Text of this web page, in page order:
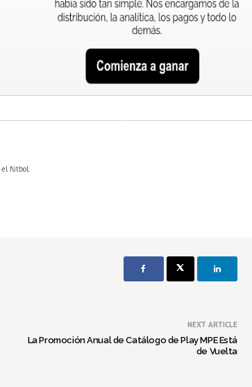
el fútbol.
NEXT ARTICLE
La Promoción Anual de Catálogo de Play MPE Está
de Vuelta